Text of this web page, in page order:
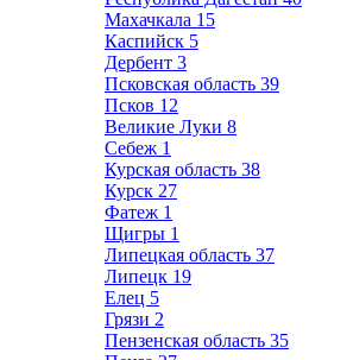
Махачкала 15
Каспийск 5
Дербент 3
Псковская область 39
Псков 12
Великие Луки 8
Себеж 1
Курская область 38
Курск 27
Фатеж 1
Щигры 1
Липецкая область 37
Липецк 19
Елец 5
Грязи 2
Пензенская область 35